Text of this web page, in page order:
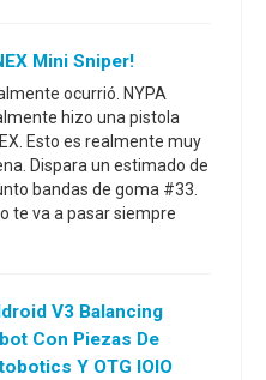
Mini Sniper!
ocurrió. NYPA
hizo una pistola
Esto es realmente muy
Dispara un estimado de
bandas de goma #33.
te va a pasar siempre
V3 Balancing
Con Piezas De
Y OTG IOIO